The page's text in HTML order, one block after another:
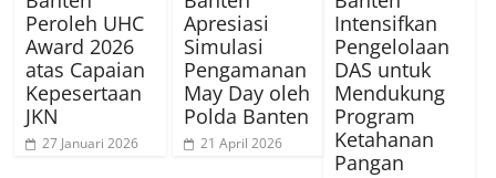
Peroleh UHC
Award 2026
atas Capaian
Kepesertaan
JKN
27 Januari 2026
Apresiasi
Simulasi
Pengamanan
May Day oleh
Polda Banten
21 April 2026
Intensifkan
Pengelolaan
DAS untuk
Mendukung
Program
Ketahanan
Pangan